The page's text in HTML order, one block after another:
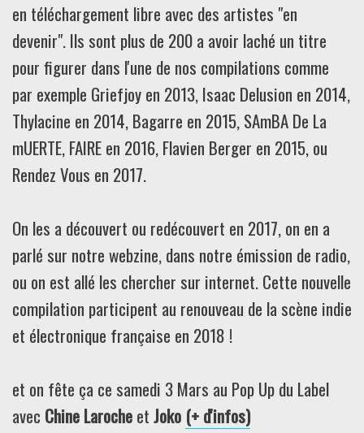
en téléchargement libre avec des artistes "en
devenir". Ils sont plus de 200 a avoir laché un titre
pour figurer dans l'une de nos compilations comme
par exemple Griefjoy en 2013, Isaac Delusion en 2014,
Thylacine en 2014, Bagarre en 2015, SAmBA De La
mUERTE, FAIRE en 2016, Flavien Berger en 2015, ou
Rendez Vous en 2017.
On les a découvert ou redécouvert en 2017, on en a
parlé sur notre webzine, dans notre émission de radio,
ou on est allé les chercher sur internet. Cette nouvelle
compilation participent au renouveau de la scène indie
et électronique française en 2018 !
et on fête ça ce samedi 3 Mars au Pop Up du Label
avec Chine LarocheetJoko (+ d'infos)